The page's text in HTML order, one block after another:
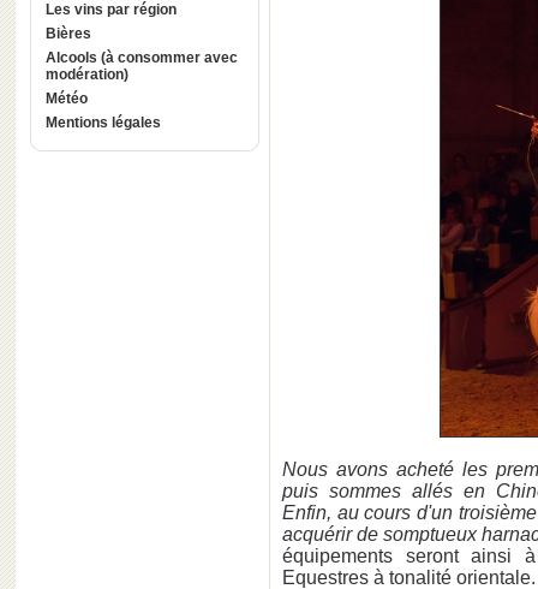
Les vins par région
Bières
Alcools (à consommer avec
modération)
Météo
Mentions légales
Nous avons acheté les
puis sommes allés en
Enfin, au cours d'un
acquérir de somptueux
équipements seront ainsi
Equestres à tonalité orientale.